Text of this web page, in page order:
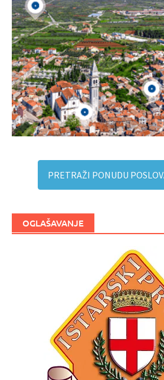
PRETRAŽI PONUDU
OGLAŠAVANJE